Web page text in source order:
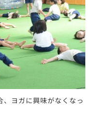
ヨガに興味がなくなっ